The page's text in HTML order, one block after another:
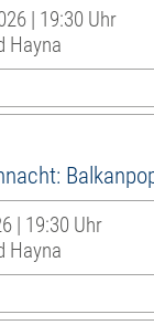
| 19:30 Uhr
Hayna
| 19:30 Uhr
Hayna